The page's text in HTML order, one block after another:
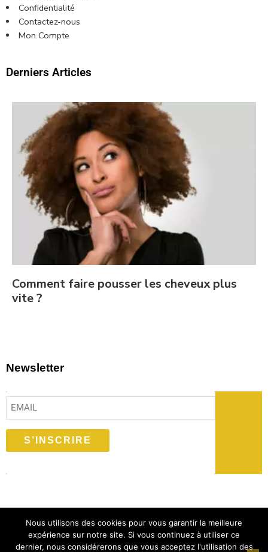
Confidentialité
Contactez-nous
Mon Compte
Derniers Articles
Comment faire pousser les cheveux plus
vite ?
Newsletter
S’INSCRIRE
© 2026 Hair Care Dalo | Designed by Afrolist
Nous utilisons des cookies pour vous garantir la meilleure
expérience sur notre site. Si vous continuez à utiliser ce
dernier, nous considérerons que vous acceptez l'utilisation des